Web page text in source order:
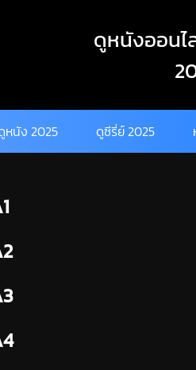
ดูหนังออนไ
หนัง 2025 ดูซีรี่ย์ 2025